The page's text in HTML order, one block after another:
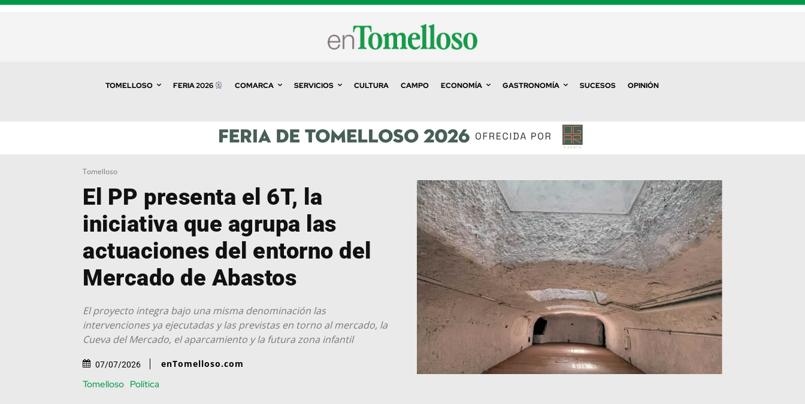
TOMELLOSO FERIA 2026 COMARCA SERVICIOS CULTURA CAMPO ECONOMÍA GASTRONOMÍA SUCESOS OPINIÓN
Tomelloso
El PP presenta el 6T, la
iniciativa que agrupa las
actuaciones del entorno del
Mercado de Abastos
El proyecto integra bajo una misma denominación las
intervenciones ya ejecutadas y las previstas en torno al mercado, la
Cueva del Mercado, el aparcamiento y la futura zona infantil
07/07/2026 enTomelloso.com
Tomelloso Política